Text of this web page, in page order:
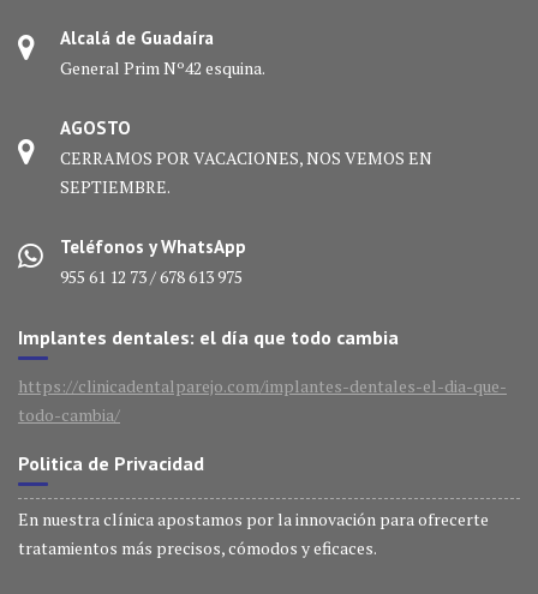
Alcalá de Guadaíra
General Prim Nº42 esquina.
AGOSTO
CERRAMOS POR VACACIONES, NOS VEMOS EN
SEPTIEMBRE.
Teléfonos y WhatsApp
955 61 12 73 / 678 613 975
Implantes dentales: el día que todo cambia
https://clinicadentalparejo.com/implantes-dentales-el-dia-que-
todo-cambia/
Politica de Privacidad
En nuestra clínica apostamos por la innovación para ofrecerte
tratamientos más precisos, cómodos y eficaces.